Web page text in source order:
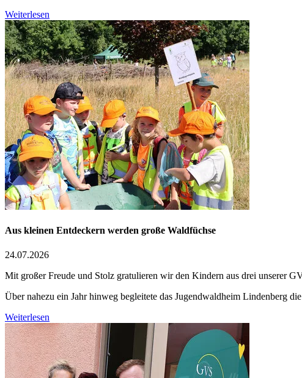
Weiterlesen
Aus kleinen Entdeckern werden große Waldfüchse
24.07.2026
Mit großer Freude und Stolz gratulieren wir den Kindern aus drei unserer
Über nahezu ein Jahr hinweg begleitete das Jugendwaldheim Lindenberg
Weiterlesen